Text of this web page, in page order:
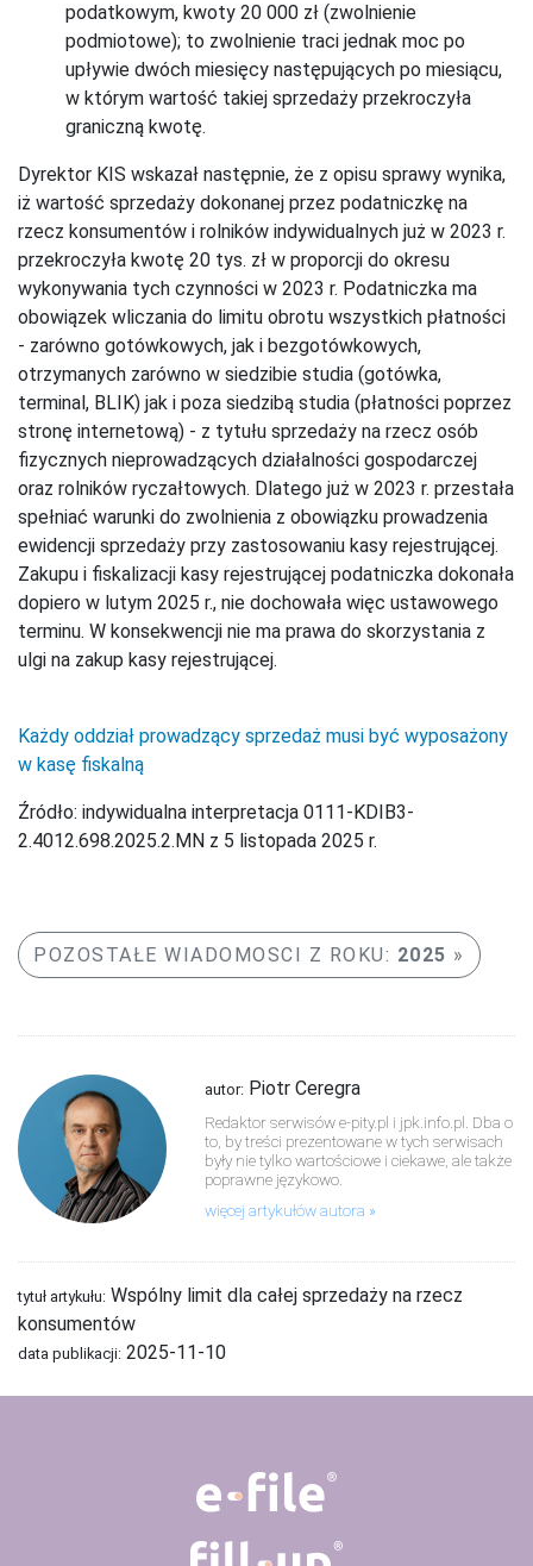
podatkowym, kwoty 20 000 zł (zwolnienie
podmiotowe); to zwolnienie traci jednak moc po
upływie dwóch miesięcy następujących po miesiącu,
w którym wartość takiej sprzedaży przekroczyła
graniczną kwotę.
Dyrektor KIS wskazał następnie, że z opisu sprawy wynika,
iż wartość sprzedaży dokonanej przez podatniczkę na
rzecz konsumentów i rolników indywidualnych już w 2023 r.
przekroczyła kwotę 20 tys. zł w proporcji do okresu
wykonywania tych czynności w 2023 r. Podatniczka ma
obowiązek wliczania do limitu obrotu wszystkich płatności
- zarówno gotówkowych, jak i bezgotówkowych,
otrzymanych zarówno w siedzibie studia (gotówka,
terminal, BLIK) jak i poza siedzibą studia (płatności poprzez
stronę internetową) - z tytułu sprzedaży na rzecz osób
fizycznych nieprowadzących działalności gospodarczej
oraz rolników ryczałtowych. Dlatego już w 2023 r. przestała
spełniać warunki do zwolnienia z obowiązku prowadzenia
ewidencji sprzedaży przy zastosowaniu kasy rejestrującej.
Zakupu i fiskalizacji kasy rejestrującej podatniczka dokonała
dopiero w lutym 2025 r., nie dochowała więc ustawowego
terminu. W konsekwencji nie ma prawa do skorzystania z
ulgi na zakup kasy rejestrującej.
Każdy oddział prowadzący sprzedaż musi być wyposażony
w kasę fiskalną
Źródło: indywidualna interpretacja 0111-KDIB3-
2.4012.698.2025.2.MN z 5 listopada 2025 r.
POZOSTAŁE WIADOMOSCI Z ROKU: 2025
autor: Piotr Ceregra
Redaktor serwisów e-pity.pl i jpk.info.pl. Dba o
to, by treści prezentowane w tych serwisach
były nie tylko wartościowe i ciekawe, ale także
poprawne językowo.
więcej artykułów autora
tytuł artykułu: Wspólny limit dla całej sprzedaży na rzecz
konsumentów
data publikacji: 2025-11-10